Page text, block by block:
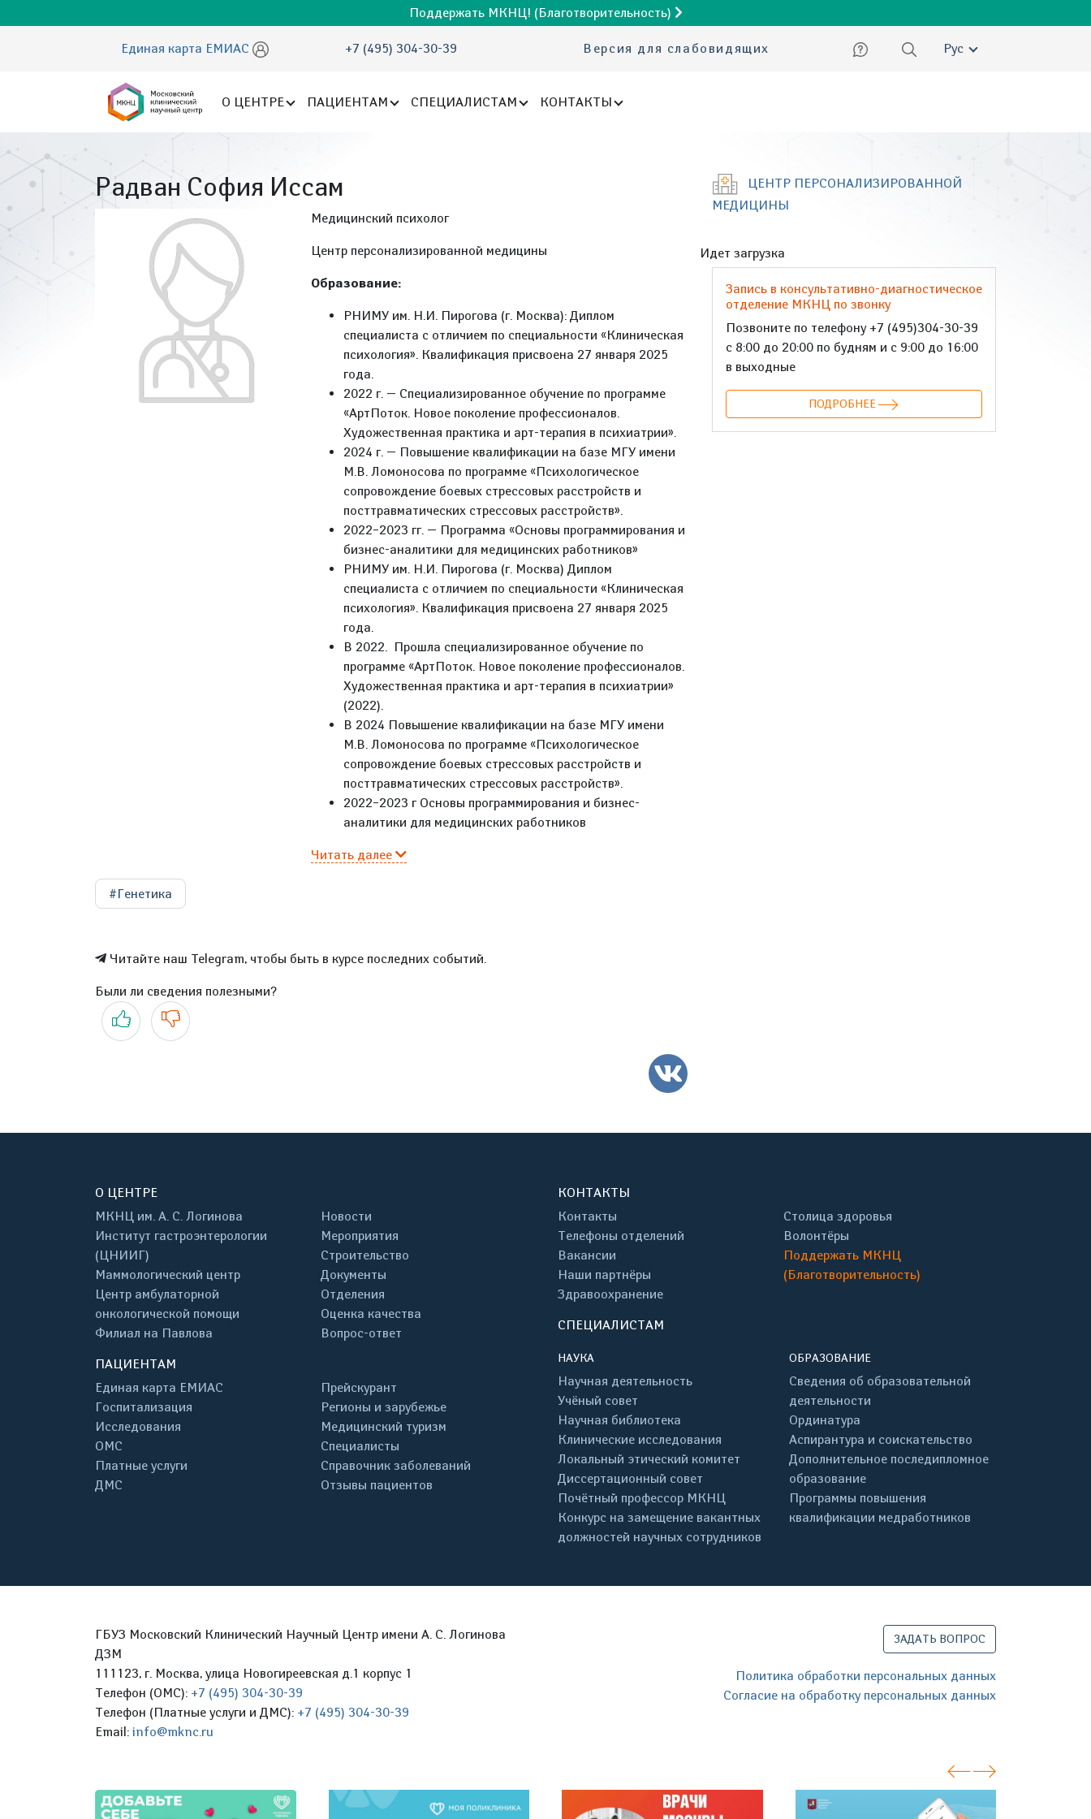
Поддержать МКНЦ! (Благотворительность)
Единая карта ЕМИАС +7 (495) 304-30-39 Версия для слабовидящих Русский
О ЦЕНТРЕ ПАЦИЕНТАМ СПЕЦИАЛИСТАМ КОНТАКТЫ
Радван София Иссам
Медицинский психолог
Центр персонализированной медицины
Образование:
РНИМУ им. Н.И. Пирогова (г. Москва): Диплом
специалиста с отличием по специальности «Клиническая
психология». Квалификация присвоена 27 января 2025
года.
2022 г. — Специализированное обучение по программе
«АртПоток. Новое поколение профессионалов.
Художественная практика и арт-терапия в психиатрии».
2024 г. — Повышение квалификации на базе МГУ имени
М.В. Ломоносова по программе «Психологическое
сопровождение боевых стрессовых расстройств и
посттравматических стрессовых расстройств».
2022–2023 гг. — Программа «Основы программирования и
бизнес-аналитики для медицинских работников»
РНИМУ им. Н.И. Пирогова (г. Москва) Диплом
специалиста с отличием по специальности «Клиническая
психология». Квалификация присвоена 27 января 2025
года.
В 2022. Прошла специализированное обучение по
программе «АртПоток. Новое поколение профессионалов.
Художественная практика и арт-терапия в психиатрии»
(2022).
В 2024 Повышение квалификации на базе МГУ имени
М.В. Ломоносова по программе «Психологическое
сопровождение боевых стрессовых расстройств и
посттравматических стрессовых расстройств».
2022–2023 г Основы программирования и бизнес-
аналитики для медицинских работников
Читать далее
#Генетика
Читайте наш Telegram, чтобы быть в курсе последних событий.
Были ли сведения полезными?
Да Нет
ВКонтакте
ЦЕНТР ПЕРСОНАЛИЗИРОВАННОЙ
МЕДИЦИНЫ
Идет загрузка
Запись в консультативно-диагностическое
отделение МКНЦ по звонку
Позвоните по телефону +7 (495)304-30-39
с 8:00 до 20:00 по будням и с 9:00 до 16:00
в выходные
ПОДРОБНЕЕ
О ЦЕНТРЕ
МКНЦ им. А. С. Логинова
Институт гастроэнтерологии
(ЦНИИГ)
Маммологический центр
Центр амбулаторной
онкологической помощи
Филиал на Павлова
Новости
Мероприятия
Строительство
Документы
Отделения
Оценка качества
Вопрос-ответ
ПАЦИЕНТАМ
Единая карта ЕМИАС
Госпитализация
Исследования
ОМС
Платные услуги
ДМС
Прейскурант
Регионы и зарубежье
Медицинский туризм
Специалисты
Справочник заболеваний
Отзывы пациентов
КОНТАКТЫ
Контакты
Телефоны отделений
Вакансии
Наши партнёры
Здравоохранение
Столица здоровья
Волонтёры
Поддержать МКНЦ
(Благотворительность)
СПЕЦИАЛИСТАМ
НАУКА
Научная деятельность
Учёный совет
Научная библиотека
Клинические исследования
Локальный этический комитет
Диссертационный совет
Почётный профессор МКНЦ
Конкурс на замещение вакантных
должностей научных сотрудников
ОБРАЗОВАНИЕ
Сведения об образовательной
деятельности
Ординатура
Аспирантура и соискательство
Дополнительное последипломное
образование
Программы повышения
квалификации медработников
ГБУЗ Московский Клинический Научный Центр имени А. С. Логинова
ДЗМ
111123, г. Москва, улица Новогиреевская д.1 корпус 1
Телефон (ОМС): +7 (495) 304-30-39
Телефон (Платные услуги и ДМС): +7 (495) 304-30-39
Email: info@mknc.ru
ЗАДАТЬ ВОПРОС
Политика обработки персональных данных
Согласие на обработку персональных данных